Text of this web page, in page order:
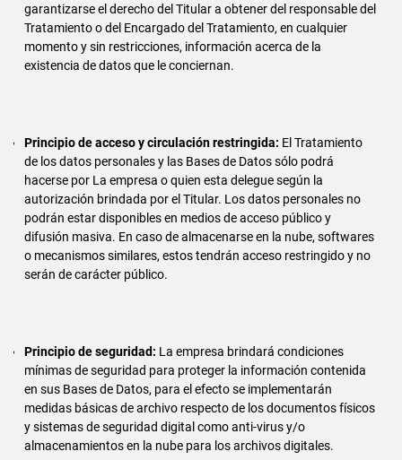
garantizarse el derecho del Titular a obtener del responsable del
Tratamiento o del Encargado del Tratamiento, en cualquier
momento y sin restricciones, información acerca de la
existencia de datos que le conciernan.
Principio de acceso y circulación restringida: El Tratamiento
de los datos personales y las Bases de Datos sólo podrá
hacerse por La empresa o quien esta delegue según la
autorización brindada por el Titular. Los datos personales no
podrán estar disponibles en medios de acceso público y
difusión masiva. En caso de almacenarse en la nube, softwares
o mecanismos similares, estos tendrán acceso restringido y no
serán de carácter público.
Principio de seguridad: La empresa brindará condiciones
mínimas de seguridad para proteger la información contenida
en sus Bases de Datos, para el efecto se implementarán
medidas básicas de archivo respecto de los documentos físicos
y sistemas de seguridad digital como anti-virus y/o
almacenamientos en la nube para los archivos digitales.